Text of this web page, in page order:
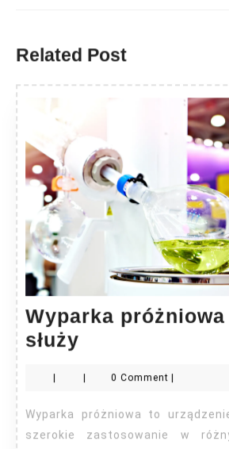
Related Post
Wyparka
służy
do
czego
służy
| | 0 Comment |
Wyparka próżniowa to urządzenie, które znajduje
szerokie zastosowanie w